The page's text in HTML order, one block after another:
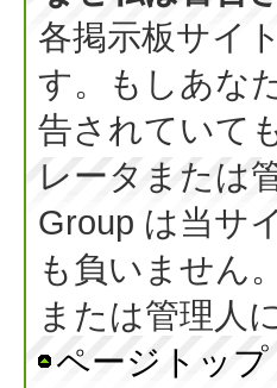
各掲示板サイ
す。もしあな
告されていて
レータまたは
Group は当サ
も負いません
または管理人
ページトップ